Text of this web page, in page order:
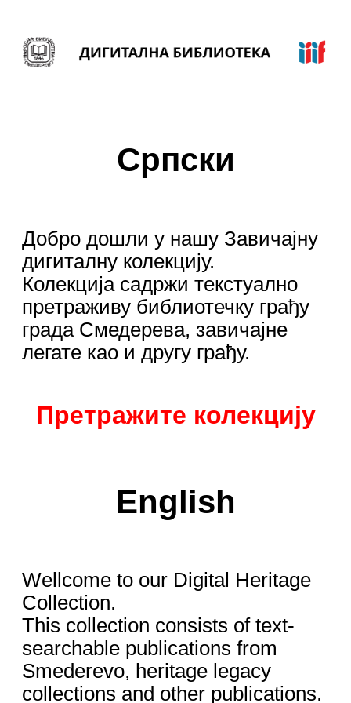
Српски
Добро дошли у нашу Завичајну
дигиталну колекцију.
Колекција садржи текстуално
претраживу библиотечку грађу
града Смедерева, завичајне
легате као и другу грађу.
Претражите колекцију
English
Wellcome to our Digital Heritage
Collection.
This collection consists of text-
searchable publications from
Smederevo, heritage legacy
collections and other publications.